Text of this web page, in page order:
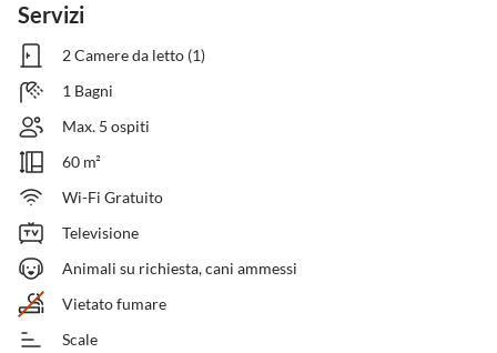
Servizi
2 Camere da letto (1)
1 Bagni
Max. 5 ospiti
60 m²
Wi-Fi Gratuito
Televisione
Animali su richiesta, cani ammessi
Vietato fumare
Scale